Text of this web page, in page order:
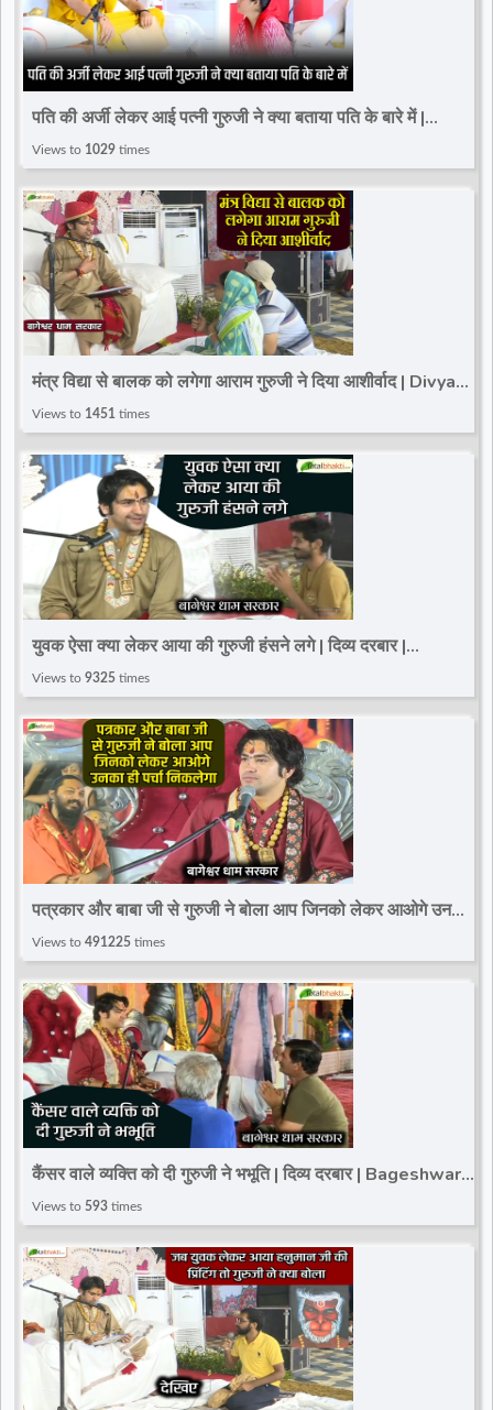
पति की अर्जी लेकर आई पत्नी गुरुजी ने क्या बताया पति के बारे में |
Divya Darbar
Views to 1029 times
मंत्र विद्या से बालक को लगेगा आराम गुरुजी ने दिया आशीर्वाद | Divya
Darbar | Bageshwar Dham Sarkar ​
Views to 1451 times
युवक ऐसा क्या लेकर आया की गुरुजी हंसने लगे | दिव्य दरबार |
Bageshwar Dham Sarkar |@TotalBhaktiVideo
Views to 9325 times
पत्रकार और बाबा जी से गुरुजी ने बोला आप जिनको लेकर आओगे उनका
ही पर्चा निकलेगा Bageshwar Dham Darbar
Views to 491225 times
कैंसर वाले व्यक्ति को दी गुरुजी ने भभूति | दिव्य दरबार | Bageshwar
Dham Sarkar
Views to 593 times